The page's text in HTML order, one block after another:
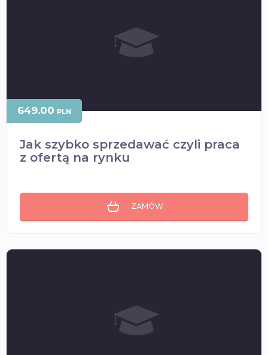
Jak szybko sprzedawać czyli praca
z ofertą na rynku
649.00 PLN
ZAMÓW